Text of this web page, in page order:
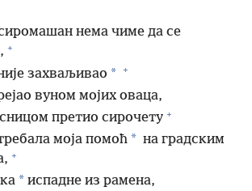
нема чиме да се
+
захваљивао * +
вуном мојих оваца,
претио сирочету +
моја помоћ * на градским
+
* испадне из рамена,